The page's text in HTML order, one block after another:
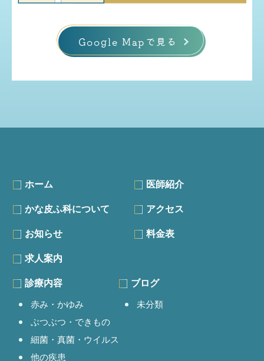
Google Mapで見る
ホーム 医師紹介
かな皮ふ科について アクセス
お知らせ 料金表
求人案内
診療内容
赤み・かゆみ
ぶつぶつ・できもの
細菌・真菌・ウイルス
他の疾患
ブログ
未分類